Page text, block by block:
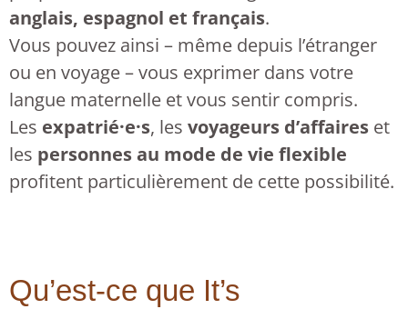
anglais, espagnol et français.
Vous pouvez ainsi – même depuis l’étranger
ou en voyage – vous exprimer dans votre
langue maternelle et vous sentir compris.
Les expatrié·e·s, les voyageurs d’affaires et
les personnes au mode de vie flexible
profitent particulièrement de cette possibilité.
Qu’est-ce que It’s